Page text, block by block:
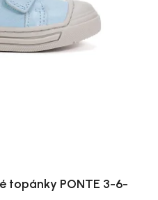
topánky PONTE 3-6-